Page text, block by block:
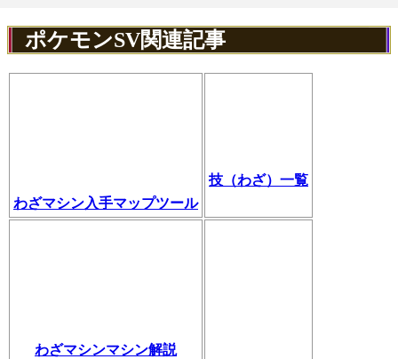
ポケモンSV関連記事
わざマシン入手マップツール
技（わざ）一覧
わざマシンマシン解説